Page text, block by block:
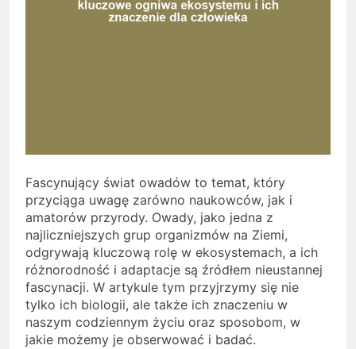
Fascynujący świat owadów to temat, który
przyciąga uwagę zarówno naukowców, jak i
amatorów przyrody. Owady, jako jedna z
najliczniejszych grup organizmów na Ziemi,
odgrywają kluczową rolę w ekosystemach, a ich
różnorodność i adaptacje są źródłem nieustannej
fascynacji. W artykule tym przyjrzymy się nie
tylko ich biologii, ale także ich znaczeniu w
naszym codziennym życiu oraz sposobom, w
jakie możemy je obserwować i badać.